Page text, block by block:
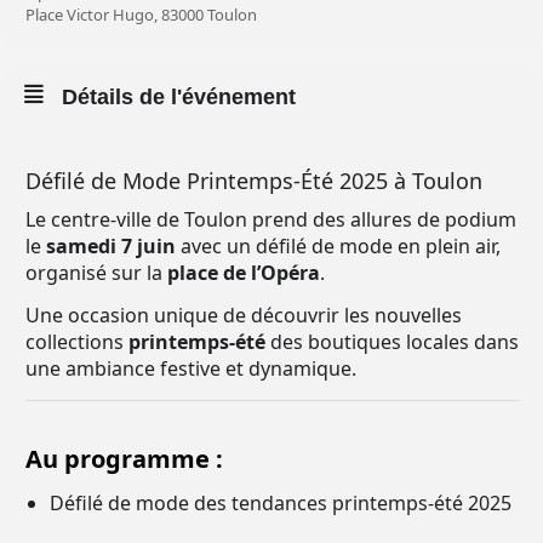
Place Victor Hugo, 83000 Toulon
Détails de l'événement
Défilé de Mode Printemps-Été 2025 à Toulon
Le centre-ville de Toulon prend des allures de podium
lesamedi 7 juin avec un défilé de mode en plein air,
organisé sur la place de l’Opéra.
Une occasion unique de découvrir les nouvelles
collections printemps-étédes boutiques locales dans
une ambiance festive et dynamique.
Au programme :
Défilé de mode des tendances printemps-été 2025